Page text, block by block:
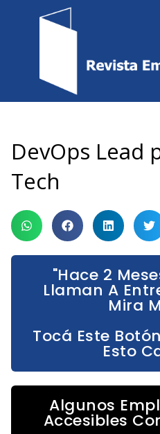
DevOps Lead
Tech
"Hace 2
Llaman A
Mira
Tocá Este
Esto
Algunos
Accesibles